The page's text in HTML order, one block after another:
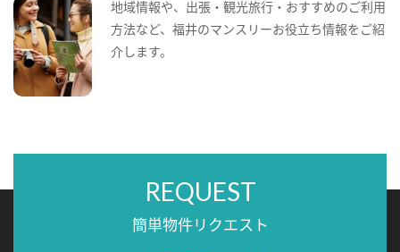
地域情報や、出張・観光旅行・おすすめのご利用
方法など、福井のマンスリーお役立ち情報をご紹
介します。
REQUEST
簡単物件リクエスト